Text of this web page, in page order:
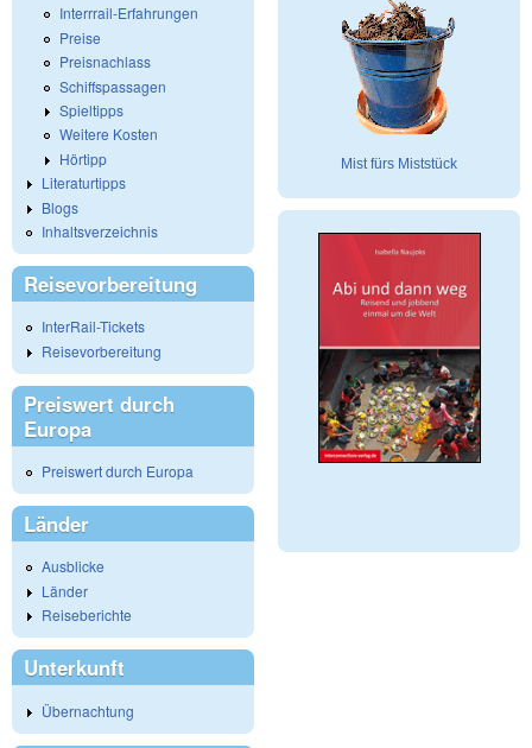
Interrrail-Erfahrungen
Preise
Preisnachlass
Schiffspassagen
Spieltipps
Weitere Kosten
Hörtipp
Literaturtipps
Blogs
Inhaltsverzeichnis
Reisevorbereitung
InterRail-Tickets
Reisevorbereitung
Preiswert durch
Europa
Preiswert durch Europa
Länder
Ausblicke
Länder
Reiseberichte
Unterkunft
Übernachtung
Mist fürs Miststück